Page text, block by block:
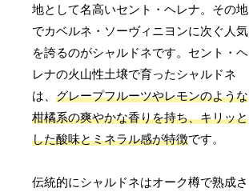
地として名高いセント・ヘレナ。その地
でカベルネ・ソーヴィニヨンに次ぐ人気
を誇るのがシャルドネです。セント・ヘ
レナの火山性土壌で育ったシャルドネ
は、グレープフルーツやレモンのような
柑橘系の爽やかな香りを持ち、キリッと
した酸味とミネラル感が特徴です。
伝統的にシャルドネはオーク樽で熟成さ